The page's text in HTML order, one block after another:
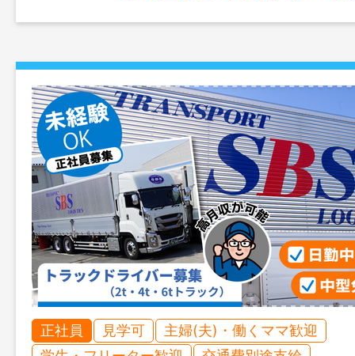
正社員 見学可
主婦(夫)・働くママ歓迎